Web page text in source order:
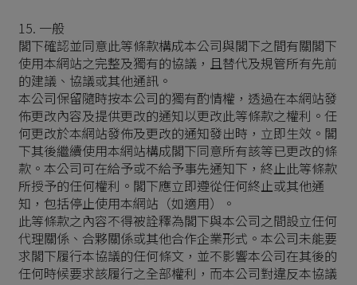
15. 一般
閣下確認並同意此等條款構成本公司與閣下之間有關閣下
使用本網站之完整及獨有的協議，且替代及規管所有先前
的建議、協議或其他通訊。
本公司保留隨時按本公司的獨有酌情權，透過在本網站發
佈更改內容及提供更改的通知以更改此等條款之權利。任
何更改於本網站發佈及更改的通知發出時，立即生效。閣
下其後繼續使用本網站構成閣下同意所有該等已更改的條
款。本公司可在給予或不給予事先通知下，終止此等條款
所授予的任何權利。閣下應立即遵從任何終止或其他通
知，包括停止使用本網站（如適用）。
此等條款之內容不得被詮釋為閣下與本公司之間設立任何
代理關係、合夥關係或其他合作企業形式。本公司未能要
求閣下履行本協議的任何條文，並不影響本公司在其後的
任何時候要求該履行之全部權利，而本公司對違反本協議